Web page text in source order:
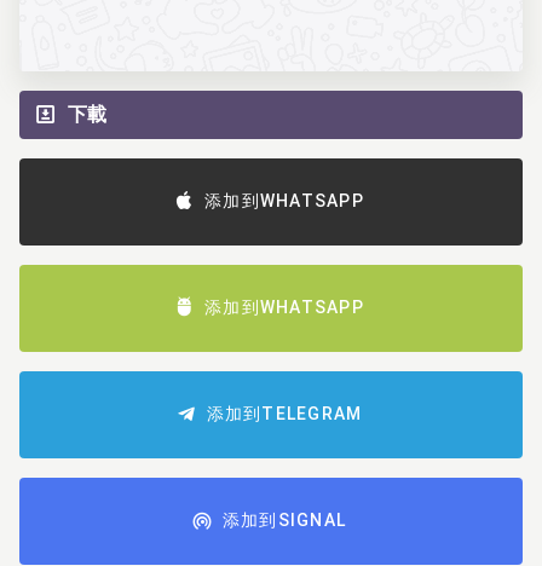
下載
添加到WHATSAPP
添加到WHATSAPP
添加到TELEGRAM
添加到SIGNAL